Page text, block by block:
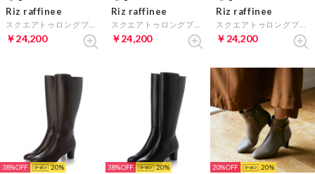
Riz raffinee
￥24,200
Riz raffinee
￥24,200
Riz raffinee
￥24,200
38% 20 38% 20 20% 20